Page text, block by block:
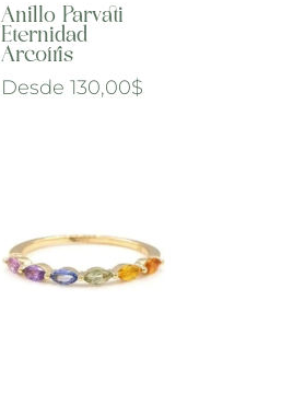
Anillo Parvati
Eternidad
Arcoíris
Desde 130,00$